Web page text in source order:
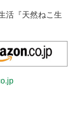
活『天然ねこ生